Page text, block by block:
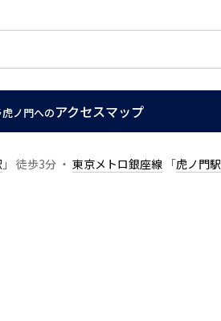
ノ門へのアクセスマップ
」 徒歩3分 ・ 東京メトロ銀座線 「虎ノ門駅